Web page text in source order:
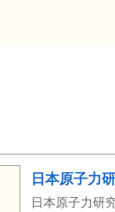
日本原子力
日本原子力研